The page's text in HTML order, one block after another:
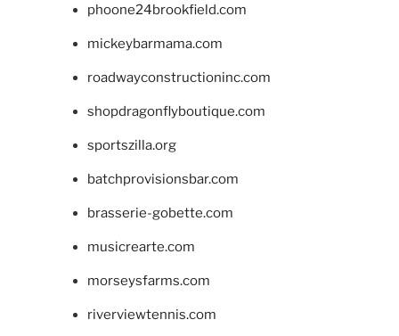
phoone24brookfield.com
mickeybarmama.com
roadwayconstructioninc.com
shopdragonflyboutique.com
sportszilla.org
batchprovisionsbar.com
brasserie-gobette.com
musicrearte.com
morseysfarms.com
riverviewtennis.com